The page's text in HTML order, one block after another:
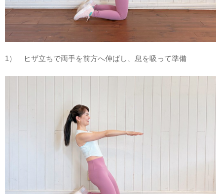
1） ヒザ立ちで両手を前方へ伸ばし、息を吸って準備